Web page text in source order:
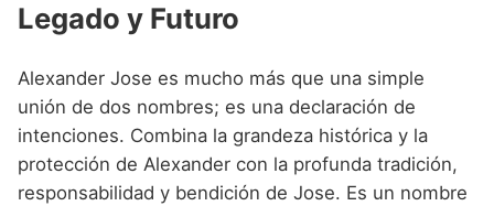
Legado y Futuro
Alexander Jose es mucho más que una simple
unión de dos nombres; es una declaración de
intenciones. Combina la grandeza histórica y la
protección de Alexander con la profunda tradición,
responsabilidad y bendición de Jose. Es un nombre